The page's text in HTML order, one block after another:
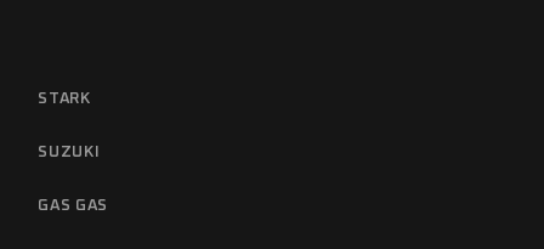
STARK
SUZUKI
GAS GAS